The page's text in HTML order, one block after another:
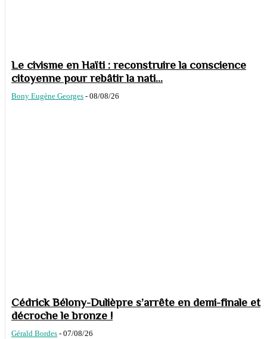
Le civisme en Haïti : reconstruire la conscience
citoyenne pour rebâtir la nati...
Bony Eugène Georges - 08/08/26
Cédrick Bélony-Dulièpre s’arrête en demi-finale et
décroche le bronze !
Gérald Bordes - 07/08/26